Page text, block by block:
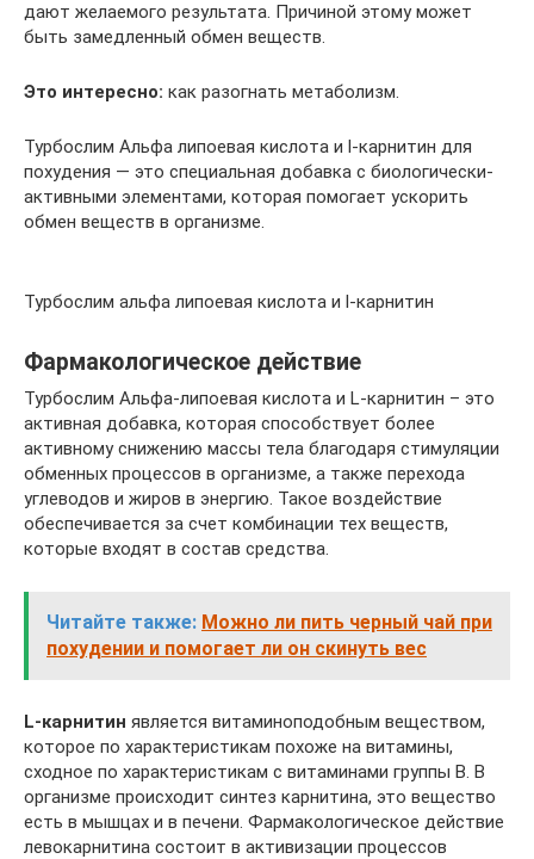
дают желаемого результата. Причиной этому может
быть замедленный обмен веществ.
Это интересно: как разогнать метаболизм.
Турбослим Альфа липоевая кислота и l-карнитин для
похудения — это специальная добавка с биологически-
активными элементами, которая помогает ускорить
обмен веществ в организме.
Турбослим альфа липоевая кислота и l-карнитин
Фармакологическое действие
Турбослим Альфа-липоевая кислота и L-карнитин – это
активная добавка, которая способствует более
активному снижению массы тела благодаря стимуляции
обменных процессов в организме, а также перехода
углеводов и жиров в энергию. Такое воздействие
обеспечивается за счет комбинации тех веществ,
которые входят в состав средства.
Читайте также: Можно ли пить черный чай при
похудении и помогает ли он скинуть вес
L-карнитин является витаминоподобным веществом,
которое по характеристикам похоже на витамины,
сходное по характеристикам с витаминами группы В. В
организме происходит синтез карнитина, это вещество
есть в мышцах и в печени. Фармакологическое действие
левокарнитина состоит в активизации процессов